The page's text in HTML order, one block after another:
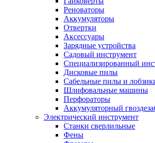
Реноваторы
Аккумуляторы
Отвертки
Аксессуары
Зарядные устройства
Садовый инструмент
Специализированный
Дисковые пилы
Сабельные пилы и
Шлифовальные машины
Перфораторы
Аккумуляторный
Электрический инструмент
Станки сверлильные
Фены